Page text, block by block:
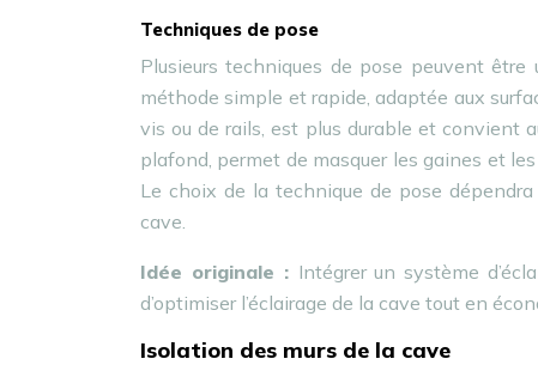
Techniques de pose
Plusieurs techniques de pose peuvent
méthode simple et rapide, adaptée aux
vis ou de rails, est plus durable et convient
plafond, permet de masquer les gaines et
Le choix de la technique de pose
cave.
Idée originale : Intégrer un système
d’optimiser l’éclairage de la cave tout en
Isolation des murs de la cave